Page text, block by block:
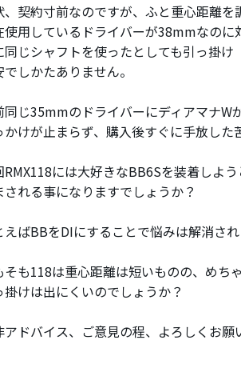
、契約寸前なのですが、ふと重心距離を
使用しているドライバーが38mmなのに
同じシャフトを使ったとしても引っ掛け
でしかたありません。
同じ35mmのドライバーにディアマナW
かけが止まらず、購入後すぐに手放した
RMX118には大好きなBB6Sを装着しよ
される事になりますでしょうか？
えばBBをDIにすることで悩みは解消さ
そも118は重心距離は短いものの、めち
掛けは出にくいのでしょうか？
アドバイス、ご意見の程、よろしくお願